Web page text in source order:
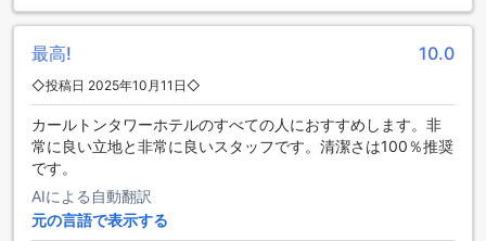
カールトン タワー ホテルは、快適な滞在をお約束するさまざ
り、いつでもお部屋で美味しい料理をお楽しみいただけま
す。さらに、ランドリーサービスやドライクリーニングサー
ビスも利用でき、いつでも清潔な洋服を着ることができま
す。お部屋への配送も可能なので、滞在中の忙しいスケジュ
ールに合わせて利用できます。セーフティボックスも完備さ
れており、貴重品を安全に保管することができます。コンシ
ェルジュサービスもご利用いただけるため、観光情報やレス
トラン予約など、さまざまなお手伝いをしてもらえます。ホ
テル内の公共エリアではWi-Fiが利用可能で、インターネット
最高! 10.0
◇投稿日 2025年10月11日◇
カールトンタワーホテルのすべての人におすすめします。非
常に良い立地と非常に良いスタッフです。清潔さは100％推奨
です。
AIによる自動翻訳
元の言語で表示する